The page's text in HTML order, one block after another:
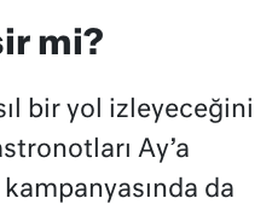
mi?
bir yol izleyeceğini
Ay’a
da